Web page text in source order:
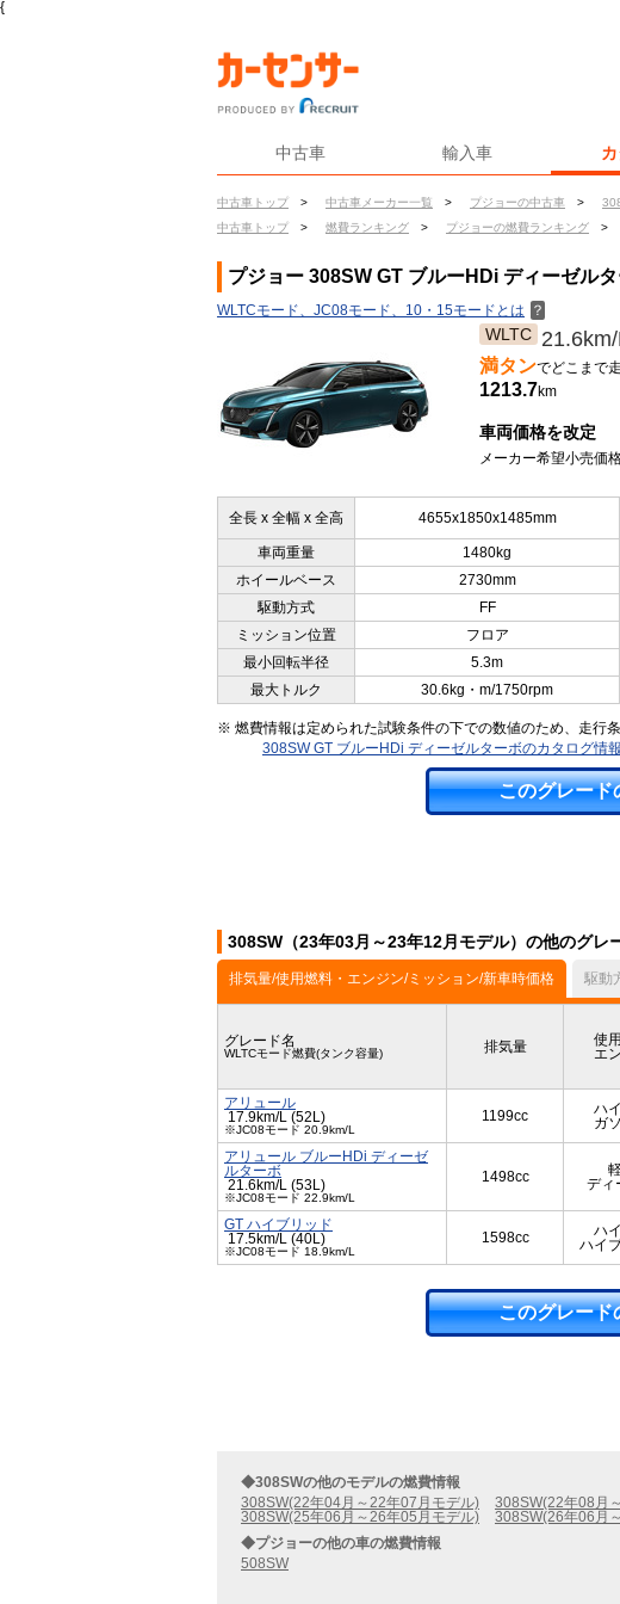
{
中古車 輸入車
中古車トップ > 中古車メーカー一覧 > プジョーの中古車 >
中古車トップ
> 燃費ランキング > プジョーの燃費ランキング >
プジョー 308SW GT ブルーHDi ディーゼル
WLTCモード、JC08モード、10・15モードとは ？
WLTC
満タンでどこまで
1213.7km
車両価格を改定
メーカー希望小売価
全長 x 全幅 x 全高 4655x1850x1485mm
車両重量 1480kg
ホイールベース
2730mm
駆動方式
FF
ミッション位置
フロア
最小回転半径
5.3m
最大トルク
30.6kg・m/1750rpm
※ 燃費情報は定められた試験条件の下での数値のため、走行
308SW GT ブルーHDi ディーゼルターボのカタログ情
このグレード
308SW（23年03月～23年12月モデル）の他のグレ
排気量/使用燃料・エンジン/ミッション/新車時価格 駆動
グレード名
WLTCモード燃費(タンク容量) 排気量
使
エ
アリュール
17.9km/L (52L)
※JC08モード 20.9km/L
1199cc
ハ
ガ
アリュール ブルーHDi ディーゼ
ルターボ
21.6km/L (53L)
※JC08モード 22.9km/L
1498cc
ディ
GT ハイブリッド
17.5km/L (40L)
※JC08モード 18.9km/L
1598cc
ハ
ハイ
このグレード
◆308SWの他のモデルの燃費情報
308SW(22年04月～22年07月モデル)
308SW(22年08月
308SW(25年06月～26年05月モデル)
308SW(26年06月
◆プジョーの他の車の燃費情報
508SW